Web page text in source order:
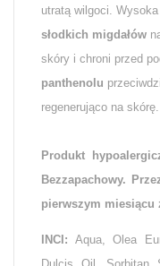
utratą wilgoci.
słodkich migdałów
skóry i chroni przed
panthenolu
regenerująco na skórę.
Produkt
Bezzapachowy.
pierwszym miesiącu
INCI: Aqua, Olea